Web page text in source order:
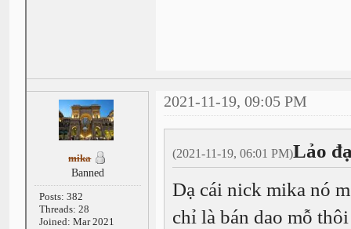
mika
Banned
Posts: 382
Threads: 28
Joined: Mar 2021
2021-11-19, 09:05 PM
(2021-11-19, 06:01 PM)Lảo
Dạ cái nick mika nó
chỉ là bán dao mỗ thôi